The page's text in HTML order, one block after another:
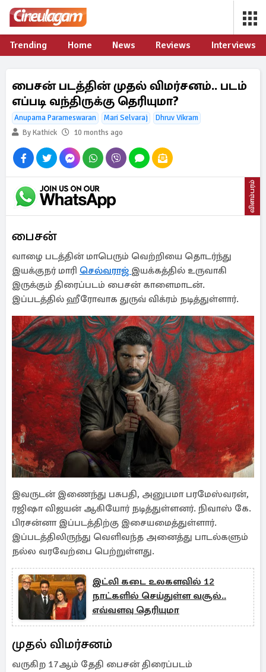
Trending Home News Reviews Interviews
பைசன் படத்தின் முதல் விமர்சனம்.. படம்
எப்படி வந்திருக்கு தெரியுமா?
Anupama Parameswaran Mari Selvaraj
Dhruv Vikram
By Kathick
10 months ago
விளம்பரம்
பைசன்
வாழை படத்தின் மாபெரும் வெற்றியை தொடர்ந்து
இயக்குநர் மாரி செல்வராஜ் இயக்கத்தில் உருவாகி
இருக்கும் திரைப்படம் பைசன் காளைமாடன்.
இப்படத்தில் ஹீரோவாக துருவ் விக்ரம் நடித்துள்ளார்.
இவருடன் இணைந்து பசுபதி, அனுபமா பரமேஸ்வரன்,
ரஜிஷா விஜயன் ஆகியோர் நடித்துள்ளனர். நிவாஸ் கே.
பிரசன்னா இப்படத்திற்கு இசையமைத்துள்ளார்.
இப்படத்திலிருந்து வெளிவந்த அனைத்து பாடல்களும்
நல்ல வரவேற்பை பெற்றுள்ளது.
இட்லி கடை உலகளவில் 12
நாட்களில் செய்துள்ள வசூல்..
எவ்வளவு தெரியுமா
முதல் விமர்சனம்
வருகிற 17ஆம் தேதி பைசன் திரைப்படம்